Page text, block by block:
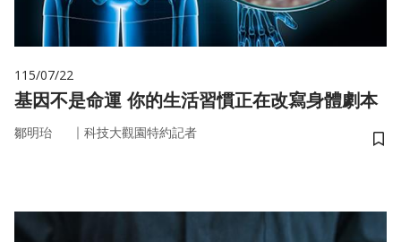
115/07/22
基因不是命運 你的生活習慣正在改寫身體劇本
鄒明珆 ｜ 科技大觀園特約記者
儲